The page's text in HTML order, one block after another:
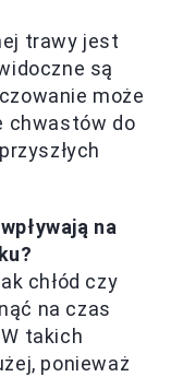
trawy jest
są
może
chwastów do
na
chłód czy
na czas
takich
ponieważ